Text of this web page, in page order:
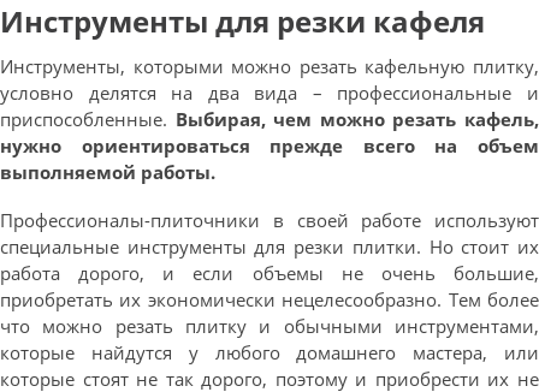
Инструменты для резки кафеля
Инструменты, которыми можно резать кафельную плитку,
условно делятся на два вида – профессиональные и
приспособленные. Выбирая, чем можно резать кафель,
нужно ориентироваться прежде всего на объем
выполняемой работы.
Профессионалы-плиточники в своей работе используют
специальные инструменты для резки плитки. Но стоит их
работа дорого, и если объемы не очень большие,
приобретать их экономически нецелесообразно. Тем более
что можно резать плитку и обычными инструментами,
которые найдутся у любого домашнего мастера, или
которые стоят не так дорого, поэтому и приобрести их не